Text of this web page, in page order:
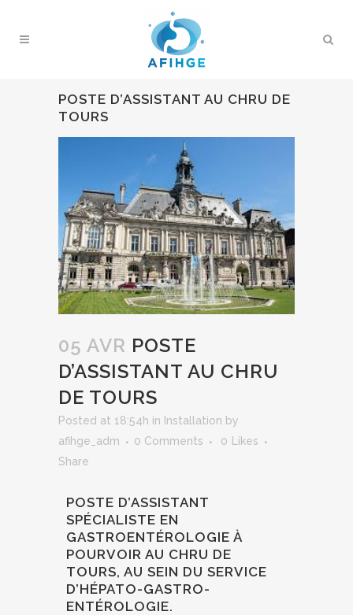
POSTE D’ASSISTANT AU CHRU DE
TOURS
05 AVR POSTE
D’ASSISTANT AU CHRU
DE TOURS
Posted at 18:54h in Installation by
afihge_adm
0 Comments 0
Likes
Share
POSTE D’ASSISTANT
SPÉCIALISTE EN
GASTROENTÉROLOGIE À
POURVOIR AU CHRU DE
TOURS, AU SEIN DU SERVICE
D’HÉPATO-GASTRO-
ENTÉROLOGIE.